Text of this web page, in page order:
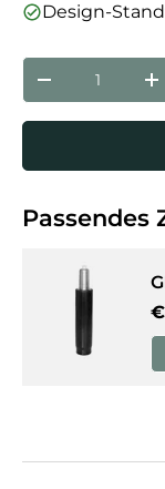
Design-
Anzahl
Menge
Passendes